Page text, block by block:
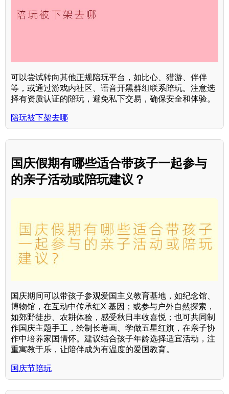
可以尝试转向其他正规陪玩平台，如比心、猎游、伴伴
等，或通过游戏内社区、语音开黑群组联系陪玩。注意选
择有资质认证的陪玩，避免私下交易，确保安全和体验。
陪玩被下架去哪
国庆假期有哪些适合带孩子一起参与
的亲子活动或陪玩建议？
国庆期间可以带孩子参观爱国主义教育基地，如纪念馆、
博物馆，在互动中传承红X 基因；或参与户外自然探索，
如郊野徒步、农耕体验，感受秋日丰收喜悦；也可共同制
作国庆主题手工，绘制长卷画、学做五星红旗，在亲子协
作中培养家国情怀。建议结合孩子年龄选择适宜活动，注
重寓教于乐，让陪伴成为有温度的爱国教育。
国庆节陪玩